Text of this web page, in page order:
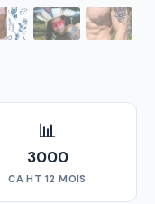
📊
3000
CA HT 12 MOIS